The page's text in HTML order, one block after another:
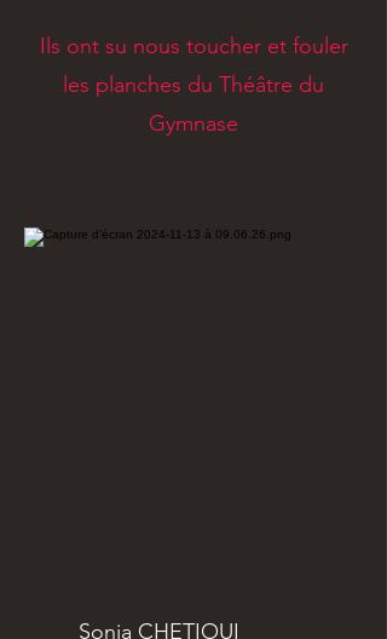
Ils ont su nous toucher et fouler
les planches du Théâtre du
Gymnase
Sonia CHETIOUI